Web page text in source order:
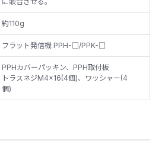
約110g
フラット発信機 PPH-□/PPK-□
PPHカバーパッキン、PPH取付板
トラスネジM4×16(4個)、ワッシャー(4
個)